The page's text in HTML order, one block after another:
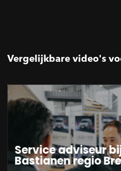
Vergelijkbare video's
Service adviseur
Bastianen regio